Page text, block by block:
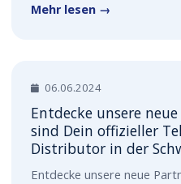
Mehr lesen →
06.06.2024
Entdecke unsere
sind Dein offizieller
Distributor in der
Entdecke unsere neue